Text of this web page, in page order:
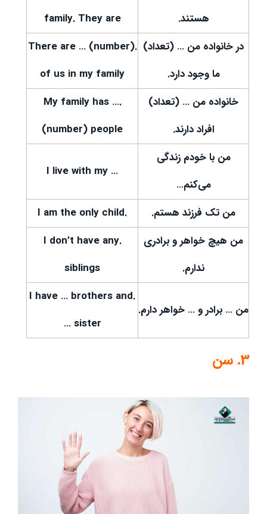
هستند.
family. They are
در خانواده من … (تعداد)
ما وجود دارد.
.There are … (number)
of us in my family
خانواده من … (تعداد)
افراد دارند.
.My family has …
(number) people
من با خودم زندگی
می‌کنم…
… I live with my
من تک فرزند هستم.
.I am the only child
من هیچ خواهر و برادری
ندارم.
.I don’t have any
siblings
من … برادر و … خواهر دارم.
.I have … brothers and
… sister
3. سن